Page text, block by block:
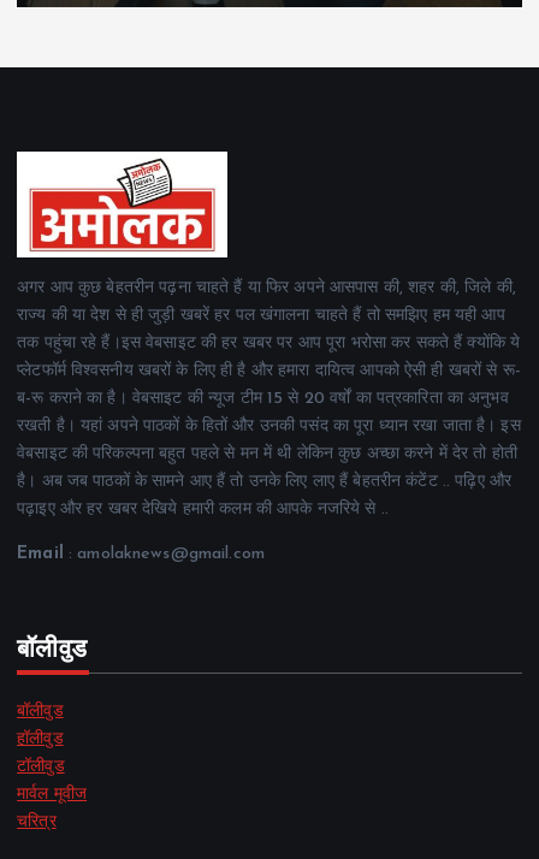
अगर आप कुछ बेहतरीन पढ़ना चाहते हैं या फिर अपने आसपास की, शहर की, जिले की,
राज्य की या देश से ही जुड़ी खबरें हर पल खंगालना चाहते हैं तो समझिए हम यही आप
तक पहुंचा रहे हैं।इस वेबसाइट की हर खबर पर आप पूरा भरोसा कर सकते हैं क्योंकि ये
प्लेटफॉर्म विश्वसनीय खबरों के लिए ही है और हमारा दायित्व आपको ऐसी ही खबरों से रू-
ब-रू कराने का है। वेबसाइट की न्यूज टीम 15 से 20 वर्षों का पत्रकारिता का अनुभव
रखती है। यहां अपने पाठकों के हितों और उनकी पसंद का पूरा ध्यान रखा जाता है। इस
वेबसाइट की परिकल्पना बहुत पहले से मन में थी लेकिन कुछ अच्छा करने में देर तो होती
है। अब जब पाठकों के सामने आए हैं तो उनके लिए लाए हैं बेहतरीन कंटेंट .. पढ़िए और
पढ़ाइए और हर खबर देखिये हमारी कलम की आपके नजरिये से ..
Email : amolaknews@gmail.com
बॉलीवुड
बॉलीवुड
हॉलीवुड
टॉलीवुड
मार्वल मूवीज
चरित्र